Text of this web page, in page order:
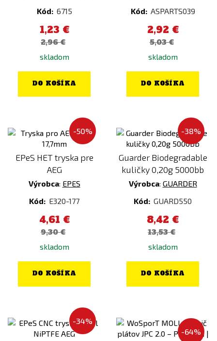
Oblečenie
Ostatné
0€ 1153
AceTech
Action Army
Adventure Menu
AirsoftParts
AIRSOFTPRO
ANAREUS
Angry Gun
ASG
Farba
ACP Tropic
ATACS
Kód: 6715
1,23 €
2,96 €
skladom
DO KOŠÍKA
Kód: ASPARTS039
2,92 €
5,03 €
skladom
DO KOŠÍKA
-50%
EPeS HET tryska pre
AEG
Výrobca: EPES
Kód: E320-177
4,61 €
9,30 €
skladom
DO KOŠÍKA
-38%
Guarder Biodegradable
kuličky 0,20g 5000bb
Výrobca: GUARDER
Kód: GUARD550
8,42 €
13,53 €
skladom
DO KOŠÍKA
-34%
-64%